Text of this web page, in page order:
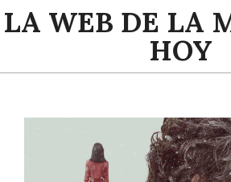
Saltar
alLA WEB DE LA
HOY